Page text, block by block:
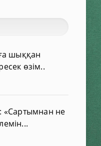
шыққан
өзім..
«Сартымнан не